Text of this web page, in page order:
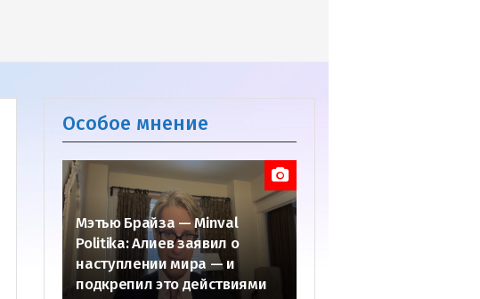
Особое мнение
Мэтью Брайза — Minval
Politika: Алиев заявил о
наступлении мира — и
подкрепил это действиями